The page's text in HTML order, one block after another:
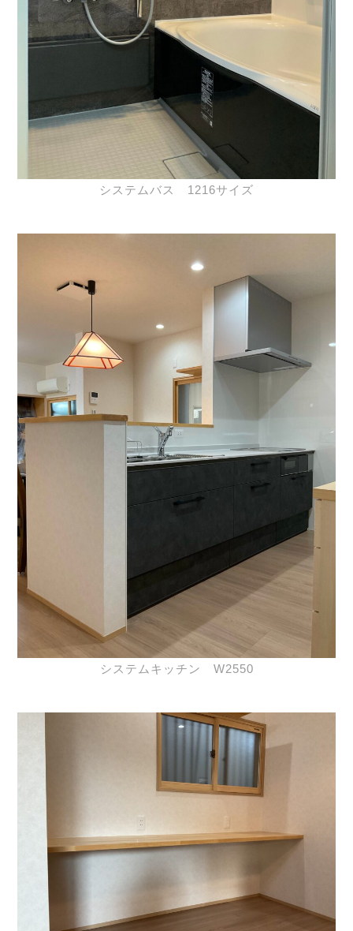
システムバス 1216サイズ
システムキッチン W2550